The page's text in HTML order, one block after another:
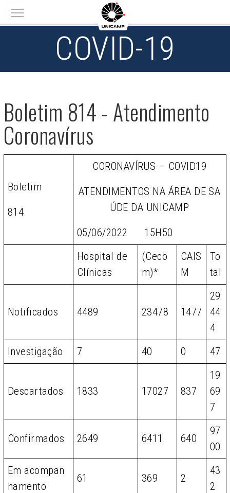
Main menu
COVID-19
Boletim 814 - Atendimento
Coronavírus
Boletim
814
CORONAVÍRUS – COVID19
ATENDIMENTOS NA ÁREA DE SA
ÚDE DA UNICAMP
05/06/2022 15H50
Hospital de
Clínicas
(Ceco
m)*
CAIS
M
To
tal
Notificados 4489 23478 1477
29
44
4
Investigação
7 40 0 47
Descartados 1833 17027 837
19
69
7
Confirmados 2649 6411 640
97
00
Em acompan
hamento
61 369 2
43
2